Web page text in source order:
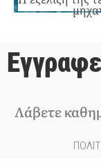
Λάβετε